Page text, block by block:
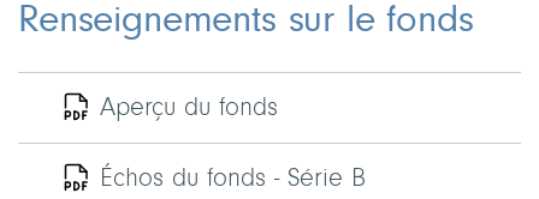
Renseignements sur le fonds
Aperçu du fonds
Échos du fonds - Série B